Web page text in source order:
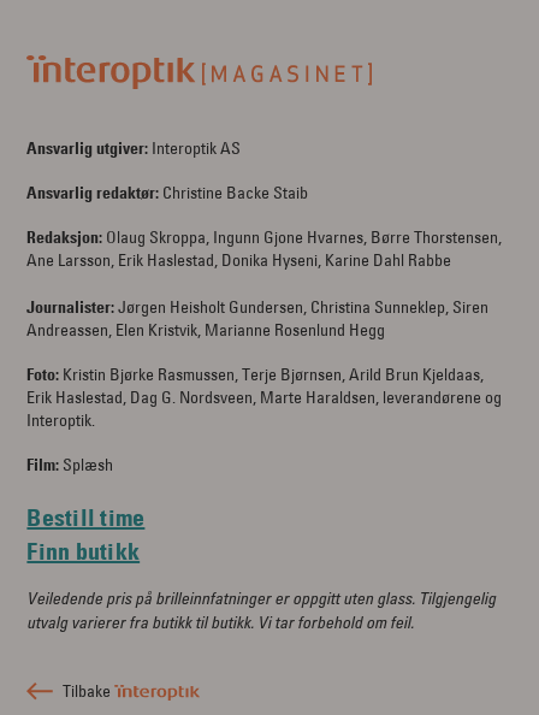
Ansvarlig utgiver: Interoptik AS
Ansvarlig redaktør: Christine Backe Staib
Redaksjon: Olaug Skroppa, Ingunn Gjone Hvarnes, Børre Thorstensen,
Ane Larsson, Erik Haslestad, Donika Hyseni, Karine Dahl Rabbe
Journalister:Jørgen Heisholt Gundersen, Christina Sunneklep, Siren
Andreassen, Elen Kristvik, Marianne Rosenlund Hegg
Foto: Kristin Bjørke Rasmussen, Terje Bjørnsen, Arild Brun Kjeldaas,
Erik Haslestad, Dag G. Nordsveen, Marte Haraldsen, leverandørene og
Interoptik.
Film: Splæsh
Bestill time
Finn butikk
Veiledende pris på brilleinnfatninger er oppgitt uten glass. Tilgjengelig
utvalg varierer fra butikk til butikk. Vi tar forbehold om feil.
Tilbake